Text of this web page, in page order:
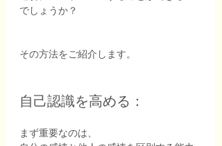
でしょうか？
その方法をご紹介します。
自己認識を高める：
まず重要なのは、